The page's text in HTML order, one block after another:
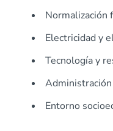
Normalización
Electricidad y
Tecnología y
Entorno